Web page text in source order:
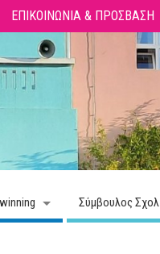
ΕΠΙΚΟΙΝΩΝΙΑ & ΠΡΟΣΒΑΣΗ
Σύμβουλος